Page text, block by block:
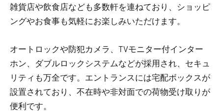
雑貨店や飲食店なども多数軒を連ねており、ショッピ
ングやお食事も気軽にお楽しみいただけます。
オートロックや防犯カメラ、TVモニター付インター
ホン、ダブルロックシステムなどが採用され、セキュ
リティも万全です。エントランスには宅配ボックスが
設置されており、不在時や非対面での荷物受け取りが
便利です。